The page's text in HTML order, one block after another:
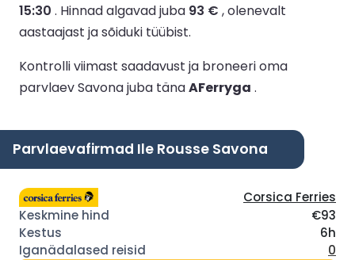
15:30 . Hinnad algavad juba 93 € , olenevalt
aastaajast ja sõiduki tüübist.
Kontrolli viimast saadavust ja broneeri oma
parvlaev Savona juba tänaAFerryga .
Parvlaevafirmad Ile Rousse Savona
Corsica Ferries
€93
6h
0